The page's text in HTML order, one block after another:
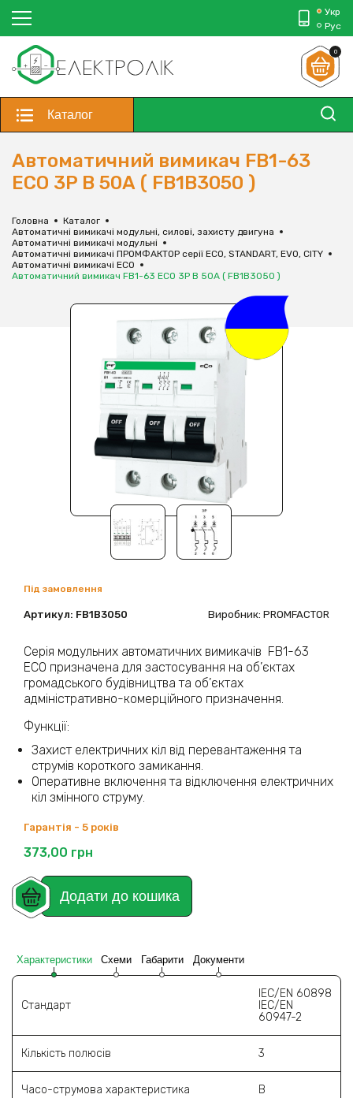
Укр
Рус
0
Каталог
Автоматичний вимикач FB1-63
ECO 3P B 50А ( FB1B3050 )
Головна
Каталог
Автоматичні вимикачі модульні, силові, захисту двигуна
Автоматичні вимикачі модульні
Автоматичні вимикачі ПРОМФАКТОР серії ECO, STANDART, EVO, CITY
Автоматичні вимикачі ECO
Автоматичний вимикач FB1-63 ECO 3P B 50А ( FB1B3050 )
Під замовлення
Артикул: FB1B3050 Виробник: PROMFACTOR
Серія модульних автоматичних вимикачів FB1-63
ECO призначена для застосування на об’єктах
громадського будівництва та об’єктах
адміністративно-комерційного призначення.
Функції:
Захист електричних кіл від перевантаження та
струмів короткого замикання.
Оперативне включення та відключення електричних
кіл змінного струму.
Гарантія - 5 років
373,00 грн
Додати до кошика
Характеристики Схеми Габарити Документи
Стандарт
IEC/EN 60898
IEC/EN
60947-2
Кількість полюсів 3
Часо-струмова характеристика В